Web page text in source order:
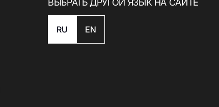
ВЫБРАТЬ ДРУГОЙ ЯЗЫК НА САЙТЕ
RU EN